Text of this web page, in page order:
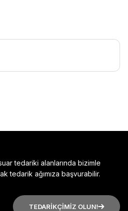
tedariki alanlarında bizimle
tedarik ağımıza başvurabilir.
TEDARİKÇİMİZ OLUN!